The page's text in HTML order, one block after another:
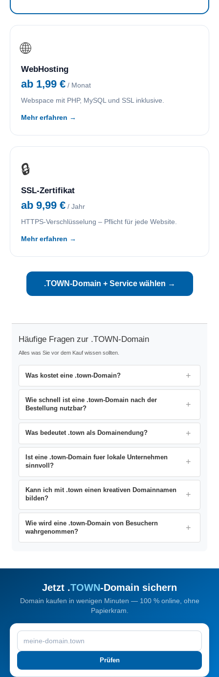
🌐
WebHosting
ab 1,99 € / Monat
Webspace mit PHP, MySQL und SSL inklusive.
Mehr erfahren →
🔒
SSL-Zertifikat
ab 9,99 € / Jahr
HTTPS-Verschlüsselung – Pflicht für jede Website.
Mehr erfahren →
.TOWN-Domain + Service wählen →
Häufige Fragen zur .TOWN-Domain
Alles was Sie vor dem Kauf wissen sollten.
Was kostet eine .town-Domain?
Wie schnell ist eine .town-Domain nach der
Bestellung nutzbar?
Was bedeutet .town als Domainendung?
Ist eine .town-Domain fuer lokale Unternehmen
sinnvoll?
Kann ich mit .town einen kreativen Domainnamen
bilden?
Wie wird eine .town-Domain von Besuchern
wahrgenommen?
Jetzt .TOWN-Domain sichern
Domain kaufen in wenigen Minuten — 100 % online, ohne
Papierkram.
Prüfen